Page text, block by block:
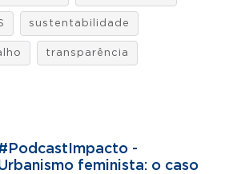
sustentabilidade
transparência
-
feminista: o caso